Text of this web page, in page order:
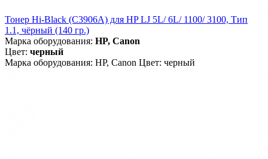
Тонер Hi-Black (C3906A) для HP LJ 5L/ 6L/ 1100/ 3100, Тип
1.1, чёрный (140 гр.)
Марка оборудования: HP, Canon
Цвет: черный
Марка оборудования: HP, Canon Цвет: черный